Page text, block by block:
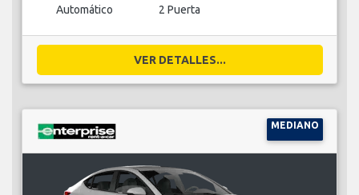
Automático 2 Puerta
VER DETALLES...
MEDIANO